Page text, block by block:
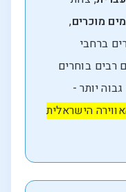
מוכרים,
ברחבי
רבים בוחרים
יותר -
הישראלית